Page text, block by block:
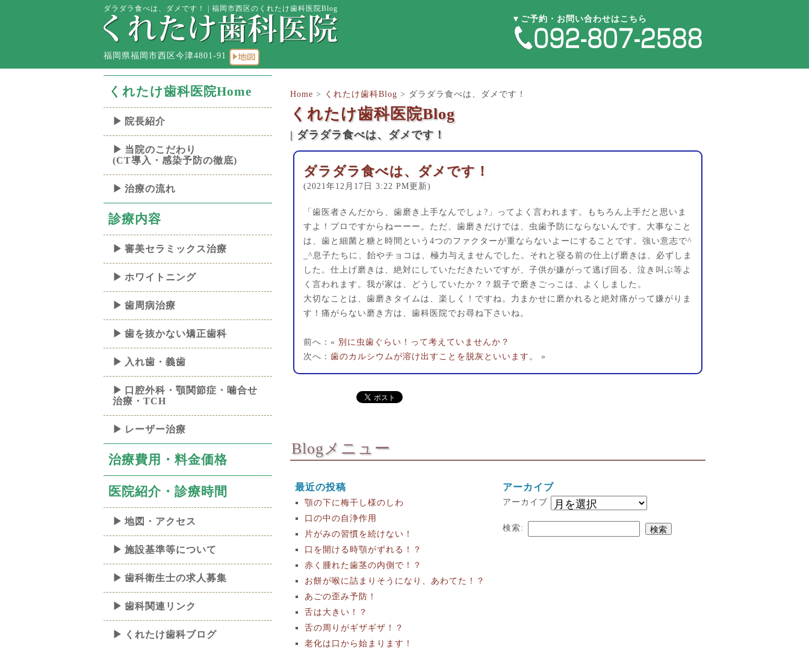
ダラダラ食べは、ダメです！ | 福岡市西区のくれたけ歯科医院Blog
福岡県福岡市西区今津4801-91
▼ご予約・お問い合わせはこちら
くれたけ歯科医院Home
院長紹介
当院のこだわり
(CT導入・感染予防の徹底)
治療の流れ
診療内容
審美セラミックス治療
ホワイトニング
歯周病治療
歯を抜かない矯正歯科
入れ歯・義歯
口腔外科・顎関節症・噛合せ
治療・TCH
レーザー治療
治療費用・料金価格
医院紹介・診療時間
地図・アクセス
施設基準等について
歯科衛生士の求人募集
歯科関連リンク
くれたけ歯科ブログ
Home > くれたけ歯科Blog > ダラダラ食べは、ダメです！
くれたけ歯科医院Blog
| ダラダラ食べは、ダメです！
ダラダラ食べは、ダメです！
(2021年12月17日 3:22 PM更新)
「歯医者さんだから、歯磨き上手なんでしょ?」ってよく言われます。もちろん上手だと思いま
すよ！プロですからねーーー。ただ、歯磨きだけでは、虫歯予防にならないんです。大事なこと
は、歯と細菌と糖と時間という4つのファクターが重ならないよーにすることです。強い意志で^
_^息子たちに、飴やチョコは、極力与えませんでした。それと寝る前の仕上げ磨きは、必ずしま
した。仕上げ磨きは、絶対にしていただきたいですが、子供が嫌がって逃げ回る、泣き叫ぶ等よ
く言われます。我が家は、どうしていたか？？親子で磨きごっこは、よくしました。
大切なことは、歯磨きタイムは、楽しく！ですね。力まかせに磨かれると絶対痛がって嫌がりま
す！痛がらない磨き方は、歯科医院でお尋ね下さいね。
前へ：« 別に虫歯ぐらい！って考えていませんか？
次へ： 歯のカルシウムが溶け出すことを脱灰といいます。 »
Blogメニュー
最近の投稿
顎の下に梅干し様のしわ
口の中の自浄作用
片がみの習慣を続けない！
口を開ける時顎がずれる！？
赤く腫れた歯茎の内側で！？
お餅が喉に詰まりそうになり、あわてた！？
あごの歪み予防！
舌は大きい！？
舌の周りがギザギザ！？
老化は口から始まります！
アーカイブ
アーカイブ
検索: